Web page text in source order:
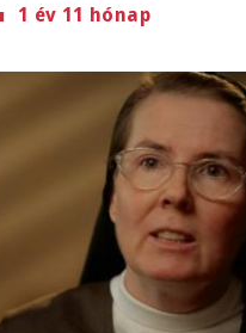
1 év 11 hónap